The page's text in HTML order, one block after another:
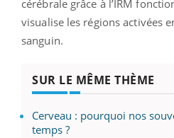
cérébrale grâce à l’IRM
visualise les régions activées
sanguin.
SUR LE MÊME THÈME
Cerveau : pourquoi nos
temps ?